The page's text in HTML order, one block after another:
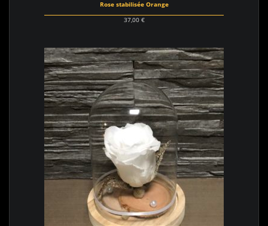
Rose stabilisée Orange
37,00 €